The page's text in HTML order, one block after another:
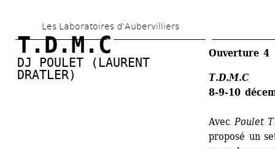
au
contenu
principal
Les Laboratoires d’Aubervilliers
T.D.M.C
DJ POULET (LAURENT
DRATLER)
Ouverture 4
T.D.M.C
8-9-10
Avec Poulet
proposé un